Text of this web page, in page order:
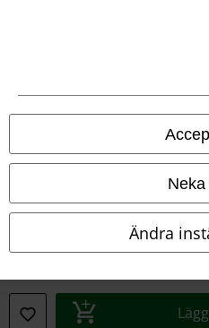
Neka
Ändra
Våra onlinebutiker
EMP France
EMP Deutschland